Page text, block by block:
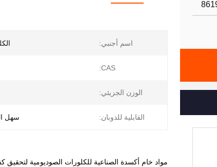
اسم أجنبي:
CAS:
الوزن الجزيئي:
القابلية للذوبان: سهل
مواد خام أكسدة الصناعية للكلورات الصوديومية لتحقيق